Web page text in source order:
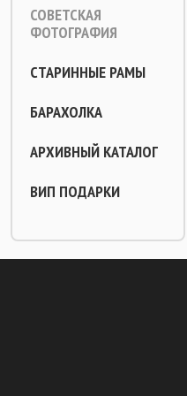
СОВЕТСКАЯ
ФОТОГРАФИЯ
СТАРИННЫЕ РАМЫ
БАРАХОЛКА
АРХИВНЫЙ КАТАЛОГ
ВИП ПОДАРКИ